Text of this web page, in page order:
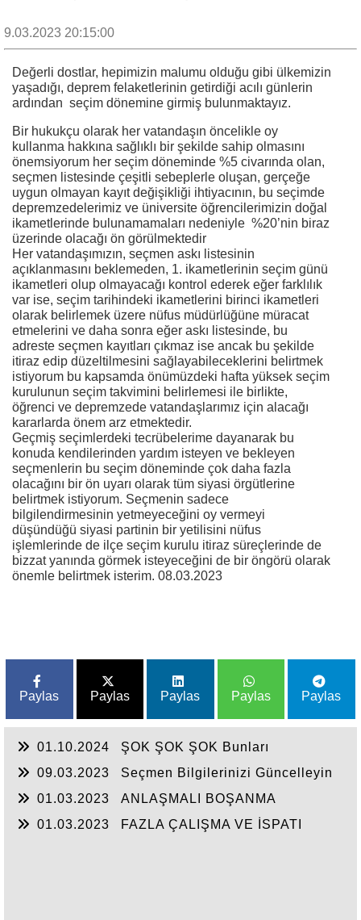
9.03.2023 20:15:00
Değerli dostlar, hepimizin malumu olduğu gibi ülkemizin
yaşadığı, deprem felaketlerinin getirdiği acılı günlerin
ardından seçim dönemine girmiş bulunmaktayız.
Bir hukukçu olarak her vatandaşın öncelikle oy
kullanma hakkına sağlıklı bir şekilde sahip olmasını
önemsiyorum her seçim döneminde %5 civarında olan,
seçmen listesinde çeşitli sebeplerle oluşan, gerçeğe
uygun olmayan kayıt değişikliği ihtiyacının, bu seçimde
depremzedelerimiz ve üniversite öğrencilerimizin doğal
ikametlerinde bulunamamaları nedeniyle %20’nin biraz
üzerinde olacağı ön görülmektedir
Her vatandaşımızın, seçmen askı listesinin
açıklanmasını beklemeden, 1. ikametlerinin seçim günü
ikametleri olup olmayacağı kontrol ederek eğer farklılık
var ise, seçim tarihindeki ikametlerini birinci ikametleri
olarak belirlemek üzere nüfus müdürlüğüne müracat
etmelerini ve daha sonra eğer askı listesinde, bu
adreste seçmen kayıtları çıkmaz ise ancak bu şekilde
itiraz edip düzeltilmesini sağlayabileceklerini belirtmek
istiyorum bu kapsamda önümüzdeki hafta yüksek seçim
kurulunun seçim takvimini belirlemesi ile birlikte,
öğrenci ve depremzede vatandaşlarımız için alacağı
kararlarda önem arz etmektedir.
Geçmiş seçimlerdeki tecrübelerime dayanarak bu
konuda kendilerinden yardım isteyen ve bekleyen
seçmenlerin bu seçim döneminde çok daha fazla
olacağını bir ön uyarı olarak tüm siyasi örgütlerine
belirtmek istiyorum. Seçmenin sadece
bilgilendirmesinin yetmeyeceğini oy vermeyi
düşündüğü siyasi partinin bir yetilisini nüfus
işlemlerinde de ilçe seçim kurulu itiraz süreçlerinde de
bizzat yanında görmek isteyeceğini de bir öngörü olarak
önemle belirtmek isterim. 08.03.2023
Paylas Paylas Paylas Paylas Paylas
01.10.2024
ŞOK ŞOK ŞOK Bunları
09.03.2023
Seçmen Bilgilerinizi Güncelleyin
01.03.2023
ANLAŞMALI BOŞANMA
01.03.2023
FAZLA ÇALIŞMA VE İSPATI